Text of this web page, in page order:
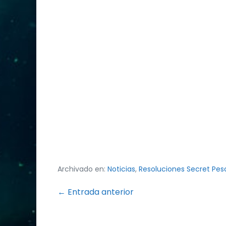
Archivado en: Noticias, Resoluciones Secret
Navegación
← Entrada anterior